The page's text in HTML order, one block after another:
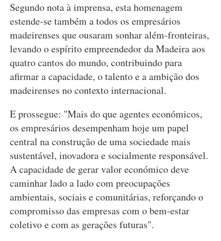
Segundo nota à imprensa, esta homenagem
estende-se também a todos os empresários
madeirenses que ousaram sonhar além-fronteiras,
levando o espírito empreendedor da Madeira aos
quatro cantos do mundo, contribuindo para
afirmar a capacidade, o talento e a ambição dos
madeirenses no contexto internacional.
E prossegue: "Mais do que agentes económicos,
os empresários desempenham hoje um papel
central na construção de uma sociedade mais
sustentável, inovadora e socialmente responsável.
A capacidade de gerar valor económico deve
caminhar lado a lado com preocupações
ambientais, sociais e comunitárias, reforçando o
compromisso das empresas com o bem-estar
coletivo e com as gerações futuras".